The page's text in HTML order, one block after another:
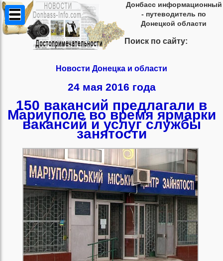
Донбасс информационный
- путеводитель по
Донецкой области
Поиск по сайту:
Новости Донецка и области
24 мая 2016 года
150 вакансий предлагали в
Мариуполе во время ярмарки
вакансий и услуг службы
занятости